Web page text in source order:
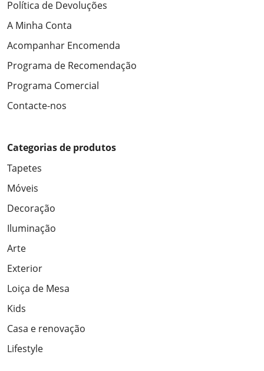
Política de Devoluções
A Minha Conta
Acompanhar Encomenda
Programa de Recomendação
Programa Comercial
Contacte-nos
Categorias de produtos
Tapetes
Móveis
Decoração
Iluminação
Arte
Exterior
Loiça de Mesa
Kids
Casa e renovação
Lifestyle